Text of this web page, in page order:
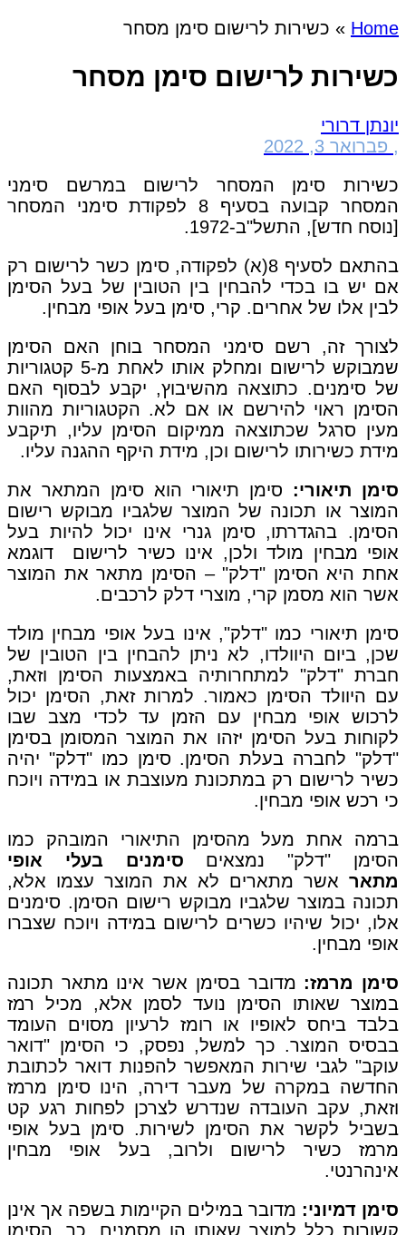
Home
» כשירות לרישום סימן מסחר
כשירות לרישום סימן מסחר
יונתן דרורי
, פברואר 3, 2022
כשירות סימן המסחר לרישום במרשם סימני
המסחר קבועה בסעיף 8 לפקודת סימני המסחר
[נוסח חדש], התשל"ב-1972.
בהתאם לסעיף 8(א) לפקודה, סימן כשר לרישום רק
אם יש בו בכדי להבחין בין הטובין של בעל הסימן
לבין אלו של אחרים. קרי, סימן בעל אופי מבחין.
לצורך זה, רשם סימני המסחר בוחן האם הסימן
שמבוקש לרישום ומחלק אותו לאחת מ-5 קטגוריות
של סימנים. כתוצאה מהשיבוץ, יקבע לבסוף האם
הסימן ראוי להירשם או אם לא. הקטגוריות מהוות
מעין סרגל שכתוצאה ממיקום הסימן עליו, תיקבע
מידת כשירותו לרישום וכן, מידת היקף ההגנה עליו.
סימן תיאורי: סימן תיאורי הוא סימן המתאר את
המוצר או תכונה של המוצר שלגביו מבוקש רישום
הסימן. בהגדרתו, סימן גנרי אינו יכול להיות בעל
אופי מבחין מולד ולכן, אינו כשיר לרישום דוגמא
אחת היא הסימן "דלק" – הסימן מתאר את המוצר
אשר הוא מסמן קרי, מוצרי דלק לרכבים.
סימן תיאורי כמו "דלק", אינו בעל אופי מבחין מולד
שכן, ביום היוולדו, לא ניתן להבחין בין הטובין של
חברת "דלק" למתחרותיה באמצעות הסימן וזאת,
עם היוולד הסימן כאמור. למרות זאת, הסימן יכול
לרכוש אופי מבחין עם הזמן עד לכדי מצב שבו
לקוחות בעל הסימן יזהו את המוצר המסומן בסימן
"דלק" לחברה בעלת הסימן. סימן כמו "דלק" יהיה
כשיר לרישום רק במתכונת מעוצבת או במידה ויוכח
כי רכש אופי מבחין.
ברמה אחת מעל מהסימן התיאורי המובהק כמו
הסימן "דלק" נמצאים סימנים בעלי אופי
מתאר אשר מתארים לא את המוצר עצמו אלא,
תכונה במוצר שלגביו מבוקש רישום הסימן. סימנים
אלו, יכול שיהיו כשרים לרישום במידה ויוכח שצברו
אופי מבחין.
סימן מרמז: מדובר בסימן אשר אינו מתאר תכונה
במוצר שאותו הסימן נועד לסמן אלא, מכיל רמז
בלבד ביחס לאופיו או רומז לרעיון מסוים העומד
בבסיס המוצר. כך למשל, נפסק, כי הסימן "דואר
עוקב" לגבי שירות המאפשר להפנות דואר לכתובת
החדשה במקרה של מעבר דירה, הינו סימן מרמז
וזאת, עקב העובדה שנדרש לצרכן לפחות רגע קט
בשביל לקשר את הסימן לשירות. סימן בעל אופי
מרמז כשיר לרישום ולרוב, בעל אופי מבחין
אינהרנטי.
סימן דמיוני: מדובר במילים הקיימות בשפה אך אינן
קשורות כלל למוצר שאותו הן מסמנים. כך, הסימן